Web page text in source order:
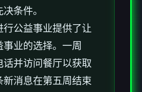
条件。
行公益事业提供了让
事业的选择。一周
话并访问餐厅以获取
新消息在第五周结束